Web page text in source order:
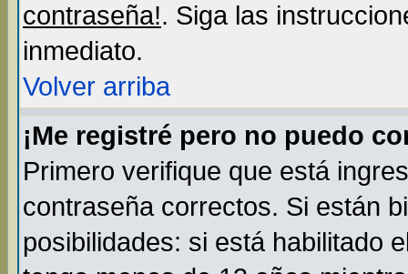
contraseña!. Siga las
inmediato.
Volver arriba
¡Me registré pero no puedo
Primero verifique que está
contraseña correctos. Si están
posibilidades: si está habilitado